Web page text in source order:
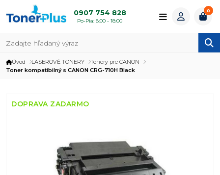
0907 754 828
Po-Pia: 8:00 - 18:00
0
Úvod LASEROVÉ TONERY
Tonery pre CANON
Toner kompatibilný s CANON CRG-710H Black
DOPRAVA ZADARMO